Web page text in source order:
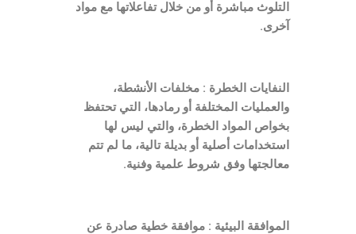
التلوث مباشرة أو من خلال تفاعلاتها مع مواد
آخرى.
النفايات الخطرة : مخلفات الأنشطة،
والعمليات المختلفة أو رمادها، التي تحتفظ
بخواص المواد الخطرة، والتي ليس لها
استخدامات أصلية أو بديلة تالية، ما لم تتم
معالجتها وفق شروط علمية وفنية.
الموافقة البيئية : موافقة خطية صادرة عن